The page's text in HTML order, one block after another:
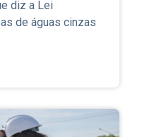
diz a Lei
de águas cinzas